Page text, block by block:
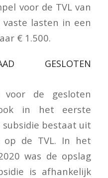
voor de TVL van
vaste lasten in een
€ 1.500.
GESLOTEN
voor de gesloten
in het eerste
subsidie bestaat uit
op de TVL. In het
was de opslag
is afhankelijk